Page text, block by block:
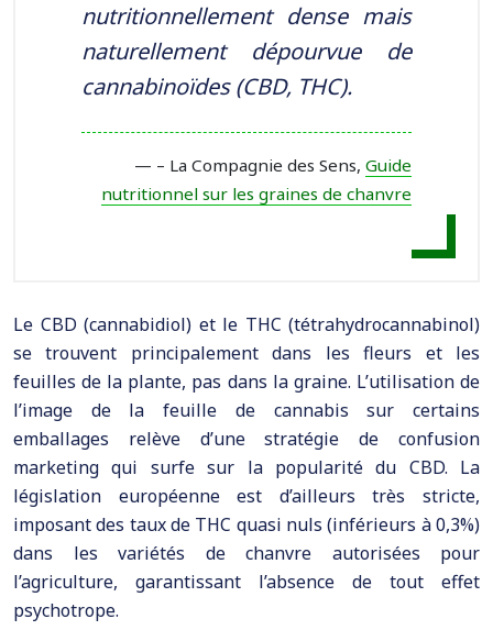
nutritionnellement dense mais
naturellement dépourvue de
cannabinoïdes (CBD, THC).
– La Compagnie des Sens, Guide
nutritionnel sur les graines de chanvre
Le CBD (cannabidiol) et le THC (tétrahydrocannabinol)
se trouvent principalement dans les fleurs et les
feuilles de la plante, pas dans la graine. L’utilisation de
l’image de la feuille de cannabis sur certains
emballages relève d’une stratégie de confusion
marketing qui surfe sur la popularité du CBD. La
législation européenne est d’ailleurs très stricte,
imposant des taux de THC quasi nuls (inférieurs à 0,3%)
dans les variétés de chanvre autorisées pour
l’agriculture, garantissant l’absence de tout effet
psychotrope.